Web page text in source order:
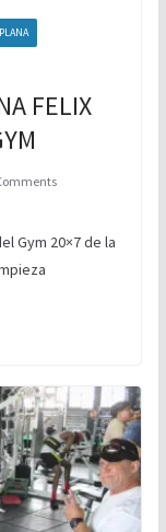
FELIX
Gym 20×7 de la